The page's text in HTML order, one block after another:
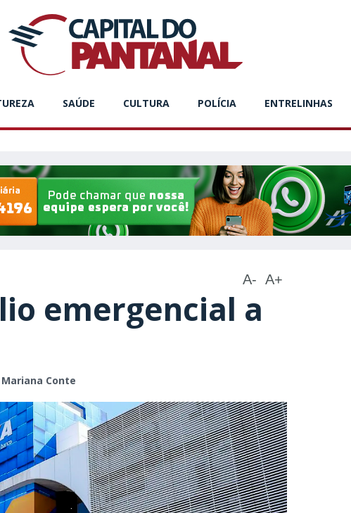
SAÚDE CULTURA POLÍCIA ENTRELINHAS
A- A+
emergencial a
Mariana Conte